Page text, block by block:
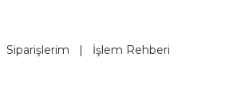
Siparişlerim İşlem Rehberi